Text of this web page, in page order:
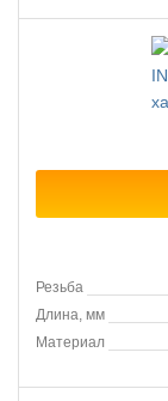
Резьба
Длина, мм
Материал